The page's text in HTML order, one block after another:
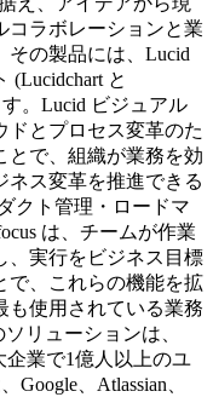
コラボレーションと業
その製品には、Lucid
(Lucidchart と
。Lucid ビジュアル
ドとプロセス変革のた
とで、組織が業務を効
ネス変革を推進できる
クト管理・ロードマ
は、チームが作業
、実行をビジネス目標
で、これらの機能を拡
も使用されている業務
リューションは、
企業で1億人以上のユ
、Atlassian、